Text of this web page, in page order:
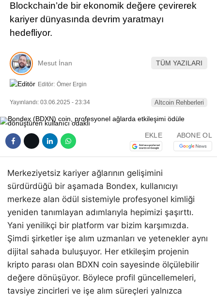
Telegram
Blockchain’de bir ekonomik değere çevirerek
kariyer dünyasında devrim yaratmayı
hedefliyor.
Mesut İnan TÜM YAZILARI
Editör: Ömer Ergin
Yayınlandı: 03.06.2025 - 23:34 Altcoin Rehberleri
EKLE ABONE OL
Merkeziyetsiz kariyer ağlarının gelişimini
sürdürdüğü bir aşamada Bondex, kullanıcıyı
merkeze alan ödül sistemiyle profesyonel kimliği
yeniden tanımlayan adımlarıyla hepimizi şaşırttı.
Yani yenilikçi bir platform var bizim karşımızda.
Şimdi şirketler işe alım uzmanları ve yetenekler aynı
dijital sahada buluşuyor. Her etkileşim projenin
kripto parası olan BDXN coin sayesinde ölçülebilir
değere dönüşüyor. Böylece profil güncellemeleri,
tavsiye zincirleri ve işe alım süreçleri yalnızca